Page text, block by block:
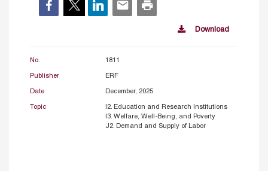
Download
No. 1811
Publisher ERF
Date December, 2025
Topic
I2. Education and Research Institutions
I3. Welfare, Well-Being, and Poverty
J2. Demand and Supply of Labor